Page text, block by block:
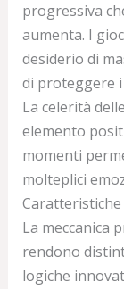
progressiva
aumenta. I
desiderio di
di proteggere
La celerità
elemento
momenti
molteplici
La meccanica
rendono
logiche